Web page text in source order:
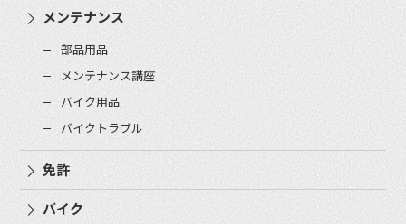
メンテナンス
部品用品
メンテナンス講座
バイク用品
バイクトラブル
免許
バイク